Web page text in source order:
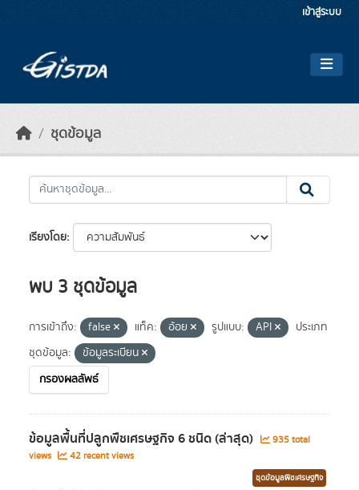
เข้าสู่ระบบ
ชุดข้อมูล
เรียงโดย
พบ 3 ชุดข้อมูล
การเข้าถึง: false แท็ค: อ้อย รูปแบบ: API
ประเภท
ชุดข้อมูล:
ข้อมูลระเบียน
กรองผลลัพธ์
ข้อมูลพื้นที่ปลูกพืชเศรษฐกิจ 6 ชนิด (ล่าสุด)
935 total
views
42 recent views
ชุดข้อมูลพืชเศรษฐกิจ